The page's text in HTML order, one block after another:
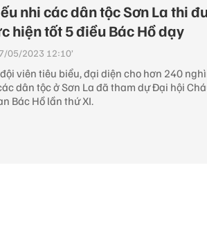
nhi các dân tộc Sơn La thi
hiện tốt 5 điều Bác Hồ dạy
05/2023 12:10’
viên tiêu biểu, đại diện cho hơn 240
dân tộc ở Sơn La đã tham dự Đại hội
Bác Hồ lần thứ XI.